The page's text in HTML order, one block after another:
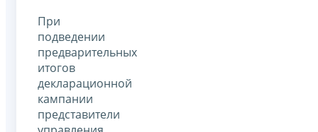
При
подведении
предварительных
итогов
декларационной
кампании
представители